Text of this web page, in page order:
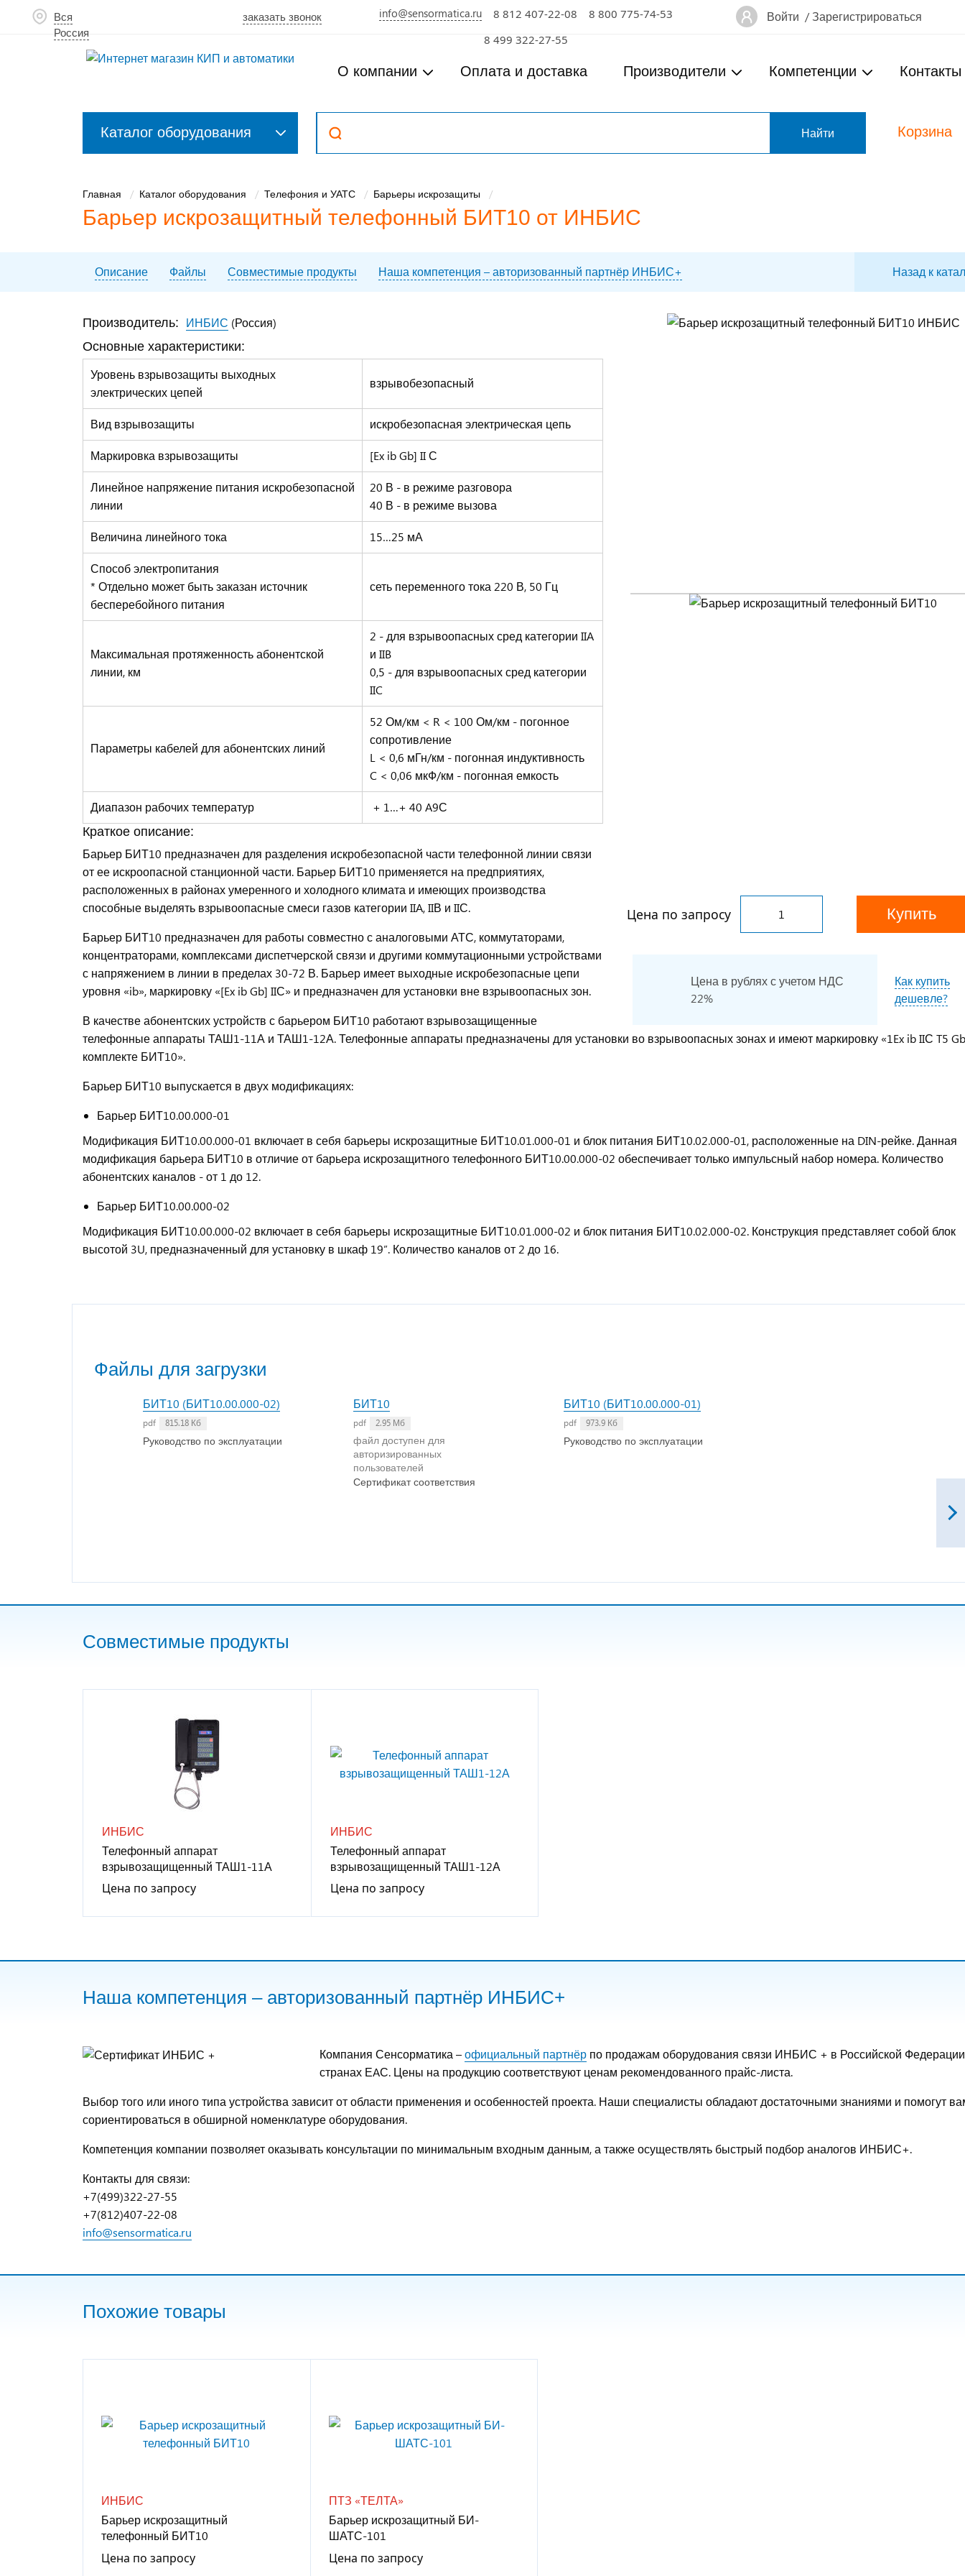
Вся
Россия
заказать звонок info@sensormatica.ru 8 812 407-22-08
8 800 775-74-53
8 499 322-27-55
Войти /Зарегистрироваться
О компании Оплата и доставка Производители Компетенции Контакты
Каталог оборудования Корзина
Главная Каталог оборудования Телефония и УАТС Барьеры искрозащиты
Барьер искрозащитный телефонный БИТ10 от ИНБИС
Описание Файлы Совместимые продукты Наша компетенция – авторизованный партнёр ИНБИС+ Назад к
Цена по запросу Купить
Цена в рублях с учетом НДС
22%
Как купить
дешевле?
Производитель: ИНБИС (Россия)
Основные характеристики:
Уровень взрывозащиты выходных
электрических цепей
взрывобезопасный
Вид взрывозащиты искробезопасная электрическая цепь
Маркировка взрывозащиты [Ex ib Gb] II С
Линейное напряжение питания искробезопасной
линии
20 В - в режиме разговора
40 В - в режиме вызова
Величина линейного тока 15…25 мА
Способ электропитания
* Отдельно может быть заказан источник
бесперебойного питания
сеть переменного тока 220 В, 50 Гц
Максимальная протяженность абонентской
линии, км
2 - для взрывоопасных сред категории IIA
и IIB
0,5 - для взрывоопасных сред категории
IIC
Параметры кабелей для абонентских линий
52 Ом/км < R < 100 Ом/км - погонное
сопротивление
L < 0,6 мГн/км - погонная индуктивность
C < 0,06 мкФ/км - погонная емкость
Диапазон рабочих температур + 1…+ 40 A9С
Краткое описание:
Барьер БИТ10 предназначен для разделения искробезопасной части телефонной линии связи
от ее искроопасной станционной части. Барьер БИТ10 применяется на предприятиях,
расположенных в районах умеренного и холодного климата и имеющих производства
способные выделять взрывоопасные смеси газов категории IIA, IIВ и IIС.
Барьер БИТ10 предназначен для работы совместно с аналоговыми АТС, коммутаторами,
концентраторами, комплексами диспетчерской связи и другими коммутационными устройствами
с напряжением в линии в пределах 30-72 В. Барьер имеет выходные искробезопасные цепи
уровня «ib», маркировку «[Ex ib Gb] IIС» и предназначен для установки вне взрывоопасных зон.
В качестве абонентских устройств с барьером БИТ10 работают взрывозащищенные
телефонные аппараты ТАШ1-11А и ТАШ1-12А. Телефонные аппараты предназначены для установки во взрывоопасных зонах и имеют маркировку «1Ex ib IIС T5
комплекте БИТ10».
Барьер БИТ10 выпускается в двух модификациях:
Барьер БИТ10.00.000-01
Модификация БИТ10.00.000-01 включает в себя барьеры искрозащитные БИТ10.01.000-01 и блок питания БИТ10.02.000-01, расположенные на DIN-рейке. Данная
модификация барьера БИТ10 в отличие от барьера искрозащитного телефонного БИТ10.00.000-02 обеспечивает только импульсный набор номера. Количество
абонентских каналов - от 1 до 12.
Барьер БИТ10.00.000-02
Модификация БИТ10.00.000-02 включает в себя барьеры искрозащитные БИТ10.01.000-02 и блок питания БИТ10.02.000-02. Конструкция представляет собой блок
высотой 3U, предназначенный для установку в шкаф 19”. Количество каналов от 2 до 16.
Файлы для загрузки
БИТ10 (БИТ10.00.000-02)
pdf 815.18 Кб
Руководство по эксплуатации
БИТ10
pdf 2.95 Мб
файл доступен для
авторизированных
пользователей
Сертификат соответствия
БИТ10 (БИТ10.00.000-01)
pdf 973.9 Кб
Руководство по эксплуатации
Совместимые продукты
ИНБИС
Телефонный аппарат
взрывозащищенный ТАШ1-11А
Цена по запросу
ИНБИС
Телефонный аппарат
взрывозащищенный ТАШ1-12А
Цена по запросу
Наша компетенция – авторизованный партнёр ИНБИС+
Компания Сенсорматика –официальный партнёр по продажам оборудования связи ИНБИС + в Российской
странах ЕAС. Цены на продукцию соответствуют ценам рекомендованного прайс-листа.
Выбор того или иного типа устройства зависит от области применения и особенностей проекта. Наши специалисты обладают достаточными знаниями и помогут
сориентироваться в обширной номенклатуре оборудования.
Компетенция компании позволяет оказывать консультации по минимальным входным данным, а также осуществлять быстрый подбор аналогов ИНБИС+.
Контакты для связи:
+7(499)322-27-55
+7(812)407-22-08
info@sensormatica.ru
Похожие товары
ИНБИС
Барьер искрозащитный
телефонный БИТ10
Цена по запросу
ПТЗ «ТЕЛТА»
Барьер искрозащитный БИ-
ШАТС-101
Цена по запросу